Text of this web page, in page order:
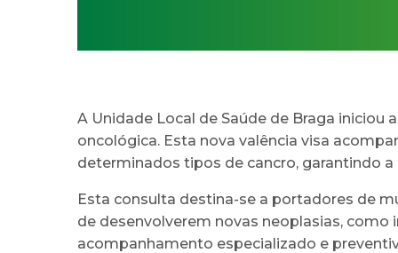
A Unidade Local de Saúde de Braga
oncológica. Esta nova valência visa
determinados tipos de cancro, garantindo
Esta consulta destina-se a portadores de
de desenvolverem novas neoplasias,
acompanhamento especializado e